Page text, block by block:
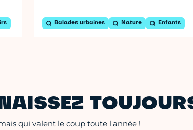
Balades urbaines Nature Enfants
qui valent le coup toute l'année !